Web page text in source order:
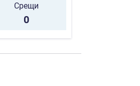
Срещи
0